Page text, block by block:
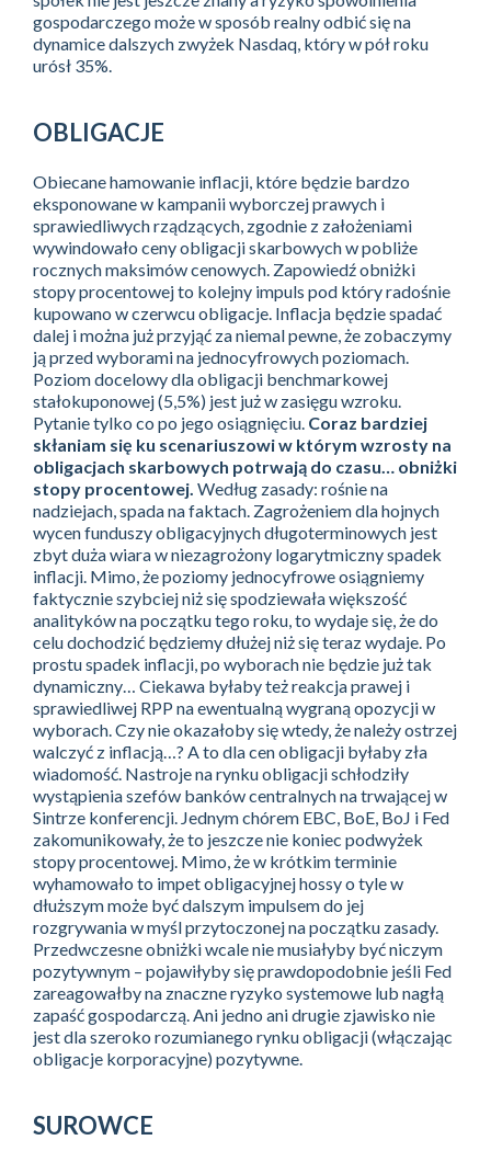
gospodarczego może w sposób realny odbić się na
dynamice dalszych zwyżek Nasdaq, który w pół roku
urósł 35%.
OBLIGACJE
Obiecane hamowanie inflacji, które będzie bardzo
eksponowane w kampanii wyborczej prawych i
sprawiedliwych rządzących, zgodnie z założeniami
wywindowało ceny obligacji skarbowych w pobliże
rocznych maksimów cenowych. Zapowiedź obniżki
stopy procentowej to kolejny impuls pod który radośnie
kupowano w czerwcu obligacje. Inflacja będzie spadać
dalej i można już przyjąć za niemal pewne, że zobaczymy
ją przed wyborami na jednocyfrowych poziomach.
Poziom docelowy dla obligacji benchmarkowej
stałokuponowej (5,5%) jest już w zasięgu wzroku.
Pytanie tylko co po jego osiągnięciu. Coraz bardziej
skłaniam się ku scenariuszowi w którym wzrosty na
obligacjach skarbowych potrwają do czasu… obniżki
stopy procentowej. Według zasady: rośnie na
nadziejach, spada na faktach. Zagrożeniem dla hojnych
wycen funduszy obligacyjnych długoterminowych jest
zbyt duża wiara w niezagrożony logarytmiczny spadek
inflacji. Mimo, że poziomy jednocyfrowe osiągniemy
faktycznie szybciej niż się spodziewała większość
analityków na początku tego roku, to wydaje się, że do
celu dochodzić będziemy dłużej niż się teraz wydaje. Po
prostu spadek inflacji, po wyborach nie będzie już tak
dynamiczny… Ciekawa byłaby też reakcja prawej i
sprawiedliwej RPP na ewentualną wygraną opozycji w
wyborach. Czy nie okazałoby się wtedy, że należy ostrzej
walczyć z inflacją…? A to dla cen obligacji byłaby zła
wiadomość. Nastroje na rynku obligacji schłodziły
wystąpienia szefów banków centralnych na trwającej w
Sintrze konferencji. Jednym chórem EBC, BoE, BoJ i Fed
zakomunikowały, że to jeszcze nie koniec podwyżek
stopy procentowej. Mimo, że w krótkim terminie
wyhamowało to impet obligacyjnej hossy o tyle w
dłuższym może być dalszym impulsem do jej
rozgrywania w myśl przytoczonej na początku zasady.
Przedwczesne obniżki wcale nie musiałyby być niczym
pozytywnym – pojawiłyby się prawdopodobnie jeśli Fed
zareagowałby na znaczne ryzyko systemowe lub nagłą
zapaść gospodarczą. Ani jedno ani drugie zjawisko nie
jest dla szeroko rozumianego rynku obligacji (włączając
obligacje korporacyjne) pozytywne.
SUROWCE